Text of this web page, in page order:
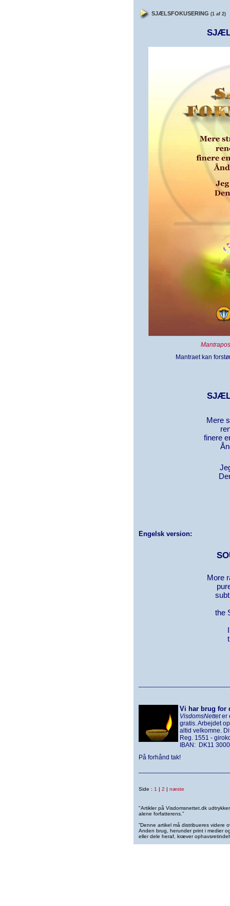
SJÆLSFOKUSERING (1 af 2)
Mantraet kan
Mere
finere
Engelsk version:
More
the
Vi har brug for
VisdomsNetteter
gratis. Arbejdet
altid velkomne.
Reg. 1551 -
IBAN: DK11
På forhånd tak!
Side : 1 | 2 | næste
"Artikler på Visdomsnettet.dk
alene forfatterens.”
”Denne artikel må distribueres videre
Anden brug, herunder print i medier
eller dele heraf, kræver